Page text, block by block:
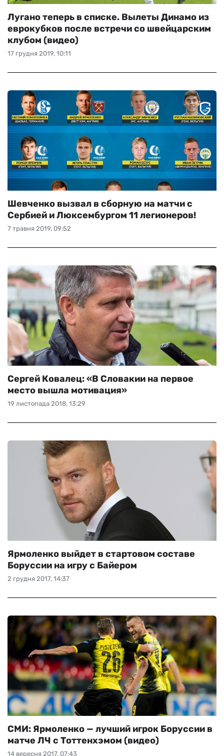
17 грудня 2019, 10:11
Лугано теперь в списке. Вылеты Динамо из
еврокубков после встречи со швейцарским
клубом (видео)
7 травня 2019, 09:52
Шевченко вызвал в сборную на матчи с
Сербией и Люксембургом 11 легионеров!
19 листопада 2018, 13:29
Сергей Ковалец: «В Словакии на первое
место вышла мотивация»
2 грудня 2017, 14:37
Ярмоленко выйдет в стартовом составе
Боруссии на игру с Байером
14 вересня 2017, 07:43
СМИ: Ярмоленко — лучший игрок Боруссии в
матче ЛЧ с Тоттенхэмом (видео)